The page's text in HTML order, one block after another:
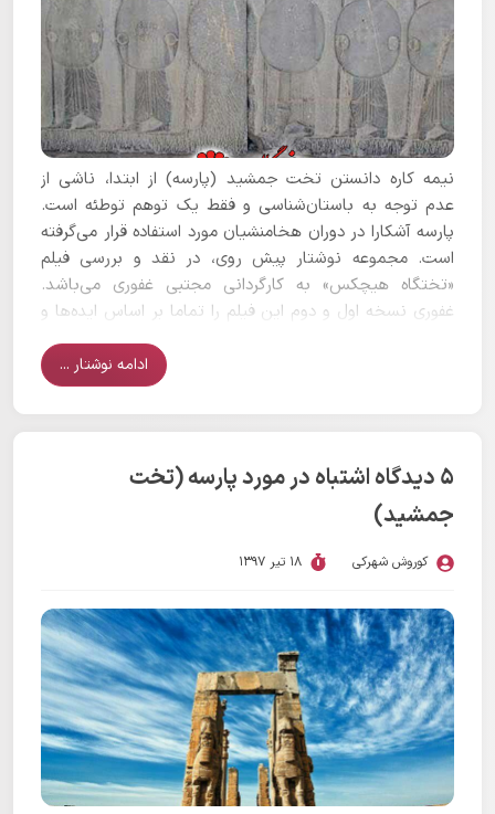
نیمه کاره دانستن تخت جمشید (پارسه) از ابتدا، ناشی از
عدم توجه به باستان‌شناسی و فقط یک توهم توطئه است.
پارسه آشکارا در دوران هخامنشیان مورد استفاده قرار می‌گرفته
است. مجموعه نوشتار پیش روی، در نقد و بررسی فیلم
«تختگاه هیچکس» به کارگردانی مجتبی غفوری می‌باشد.
غفوری نسخه اول و دوم این فیلم را تماما بر اساس ایده‌ها و
نظریات ناصر پورپیرار درباره تخت جمشید ساخته است.
هرچند که در نسخه دوم این فیلم کارگردان تمرکز خاصی بر
روی حذف مصاحبه‌های پورپیرار و حتی حذف نام او داشته
است. اما گفته‌های غالب این دو نسخه یک چیز و آن هم
جمشید است.
ادامه نوشتار ...
5 دیدگاه اشتباه در مورد پارسه (تخت
جمشید)
کوروش شهرکی 18 تیر 1397